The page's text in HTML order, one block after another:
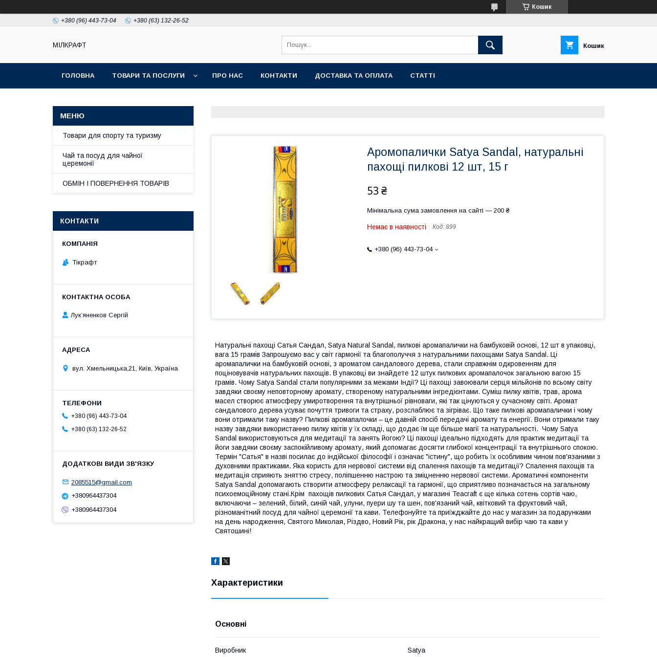
Кошик
+380 (96) 443-73-04 +380 (63) 132-26-52
МІЛКРАФТ Кошик
ГОЛОВНА ТОВАРИ ТА ПОСЛУГИ ПРО НАС КОНТАКТИ ДОСТАВКА ТА ОПЛАТА СТАТТІ
Аромопалички Satya Sandal, натуральні
пахощі пилкові 12 шт, 15 г
53 ₴
Мінімальна сума замовлення на сайті — 200 ₴
Немає в наявності Код: 899
+380 (96) 443-73-04
Натуральні пахощі Сатья Сандал, Satya Natural Sandal, пилкові аромапалички на бамбуковій основі, 12 шт в упаковці,
вага 15 грамів Запрошуємо вас у світ гармонії та благополуччя з натуральними пахощами Satya Sandal. Ці
аромапалички на бамбуковій основі, з ароматом сандалового дерева, стали справжнім одкровенням для
поціновувачів натуральних пахощів. В упаковці ви знайдете 12 штук пилкових аромапалочок загальною вагою 15
грамів. Чому Satya Sandal стали популярними за межами Індії? Ці пахощі завоювали серця мільйонів по всьому світу
завдяки своєму неповторному аромату, створеному натуральними інгредієнтами. Суміш пилку квітів, трав, арома
масел створює атмосферу умиротворення та внутрішньої рівноваги, які так цінуються у сучасному світі. Аромат
сандалового дерева усуває почуття тривоги та страху, розслаблює та зігріває. Що таке пилкові аромапалички і чому
вони отримали таку назву? Пилкові аромапалочки – це давній спосіб передачі аромату та енергії. Вони отримали таку
назву завдяки використанню пилку квітів у їх складі, що додає їм ще більше магії та натуральності. Чому Satya
Sandal використовуються для медитації та занять йогою? Ці пахощі ідеально підходять для практик медитації та
йоги завдяки своєму заспокійливому аромату, який допомагає досягти глибокої концентрації та внутрішнього спокою.
Термін "Сатья" в назві посилає до індійської філософії і означає "істину", що робить їх особливим чином пов'язаними з
духовними практиками. Яка користь для нервової системи від спалення пахощів та медитації? Спалення пахощів та
медитація сприяють зняттю стресу, поліпшенню настрою та зміцненню нервової системи. Ароматичні компоненти
Satya Sandal допомагають створити атмосферу релаксації та гармонії, що сприятливо позначається на загальному
психоемоційному стані.Крім пахощів пилкових Сатья Сандал, у магазині Teacraft є ще кілька сотень сортів чаю,
включаючи – зелений, білий, синій чай, улуни, пуери шу та шен, пов'язаний чай, квітковий та фруктовий чай,
різноманітний посуд для чайної церемонії та кави. Телефонуйте та приїжджайте до нас у магазин за подарунками
на день народження, Святого Миколая, Різдво, Новий Рік, рік Дракона, у нас найкращий вибір чаю та кави у
Святошині!
Характеристики
Основні
Виробник Satya
Товари для спорту та туризму
Чай та посуд для чайної
церемонії
ОБМІН І ПОВЕРНЕННЯ ТОВАРІВ
КОНТАКТИ
Тікрафт
Лук’яненков Сергій
вул. Хмельницька,21, Київ, Україна
+380 (96) 443-73-04
+380 (63) 132-26-52
2085515@gmail.com
+380964437304
+380964437304